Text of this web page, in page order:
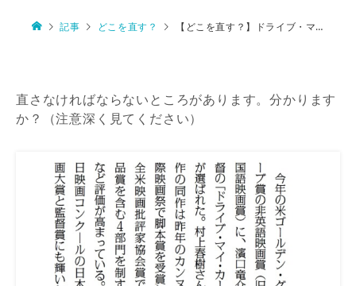
記事 どこを直す？ 【どこを直す？】ドライブ・マイ・カー
直さなければならないところがあります。分かります
か？（注意深く見てください）